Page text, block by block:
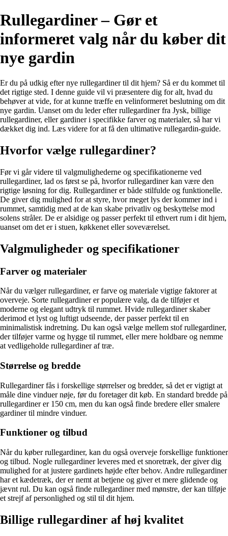
Rullegardiner – Gør et
informeret valg når du køber dit
nye gardin
Er du på udkig efter nye rullegardiner til dit hjem? Så er du kommet til
det rigtige sted. I denne guide vil vi præsentere dig for alt, hvad du
behøver at vide, for at kunne træffe en velinformeret beslutning om dit
nye gardin. Uanset om du leder efter rullegardiner fra Jysk, billige
rullegardiner, eller gardiner i specifikke farver og materialer, så har vi
dækket dig ind. Læs videre for at få den ultimative rullegardin-guide.
Hvorfor vælge rullegardiner?
Før vi går videre til valgmulighederne og specifikationerne ved
rullegardiner, lad os først se på, hvorfor rullegardiner kan være den
rigtige løsning for dig. Rullegardiner er både stilfulde og funktionelle.
De giver dig mulighed for at styre, hvor meget lys der kommer ind i
rummet, samtidig med at de kan skabe privatliv og beskyttelse mod
solens stråler. De er alsidige og passer perfekt til ethvert rum i dit hjem,
uanset om det er i stuen, køkkenet eller soveværelset.
Valgmuligheder og specifikationer
Farver og materialer
Når du vælger rullegardiner, er farve og materiale vigtige faktorer at
overveje. Sorte rullegardiner er populære valg, da de tilføjer et
moderne og elegant udtryk til rummet. Hvide rullegardiner skaber
derimod et lyst og luftigt udseende, der passer perfekt til en
minimalistisk indretning. Du kan også vælge mellem stof rullegardiner,
der tilføjer varme og hygge til rummet, eller mere holdbare og nemme
at vedligeholde rullegardiner af træ.
Størrelse og bredde
Rullegardiner fås i forskellige størrelser og bredder, så det er vigtigt at
måle dine vinduer nøje, før du foretager dit køb. En standard bredde på
rullegardiner er 150 cm, men du kan også finde bredere eller smalere
gardiner til mindre vinduer.
Funktioner og tilbud
Når du køber rullegardiner, kan du også overveje forskellige funktioner
og tilbud. Nogle rullegardiner leveres med et snoretræk, der giver dig
mulighed for at justere gardinets højde efter behov. Andre rullegardiner
har et kædetræk, der er nemt at betjene og giver et mere glidende og
jævnt rul. Du kan også finde rullegardiner med mønstre, der kan tilføje
et strejf af personlighed og stil til dit hjem.
Billige rullegardiner af høj kvalitet